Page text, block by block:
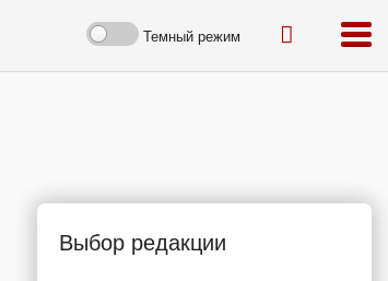
Темный режим
Выбор редакции